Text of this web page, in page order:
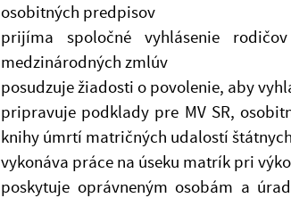
osobitných predpisov
prijíma spoločné vyhlásenie
medzinárodných zmlúv
posudzuje žiadosti o povolenie, aby
pripravuje podklady pre MV SR,
knihy úmrtí matričných udalostí
vykonáva práce na úseku matrík pri
poskytuje oprávneným osobám a